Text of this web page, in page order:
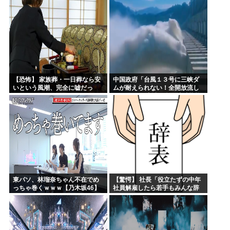
【恐怖】 家族葬・一日葬なら安
いという風潮、完全に嘘だっ
た・・・・
中国政府「台風１３号に三峡ダ
ムが耐えられない！全開放流し
ろ！」⇒ 下流域の街が壊滅状態
ｗｗｗｗｗ
東パソ、林瑠奈ちゃん不在でめ
っちゃ巻くｗｗｗ【乃木坂46】
【驚愕】 社長「役立たずの中年
社員解雇したら若手もみんな辞
めてしまった…」